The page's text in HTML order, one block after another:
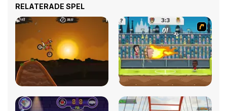
RELATERADE SPEL